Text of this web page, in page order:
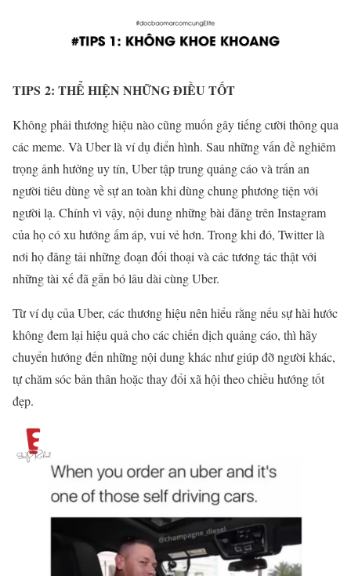
TIPS 2: THỂ HIỆN NHỮNG ĐIỀU TỐT
Không phải thương hiệu nào cũng muốn gây tiếng cười thông qua
các meme. Và Uber là ví dụ điển hình. Sau những vấn đề nghiêm
trọng ảnh hưởng uy tín, Uber tập trung quảng cáo và trấn an
người tiêu dùng về sự an toàn khi dùng chung phương tiện với
người lạ. Chính vì vậy, nội dung những bài đăng trên Instagram
của họ có xu hướng ấm áp, vui vẻ hơn. Trong khi đó, Twitter là
nơi họ đăng tải những đoạn đối thoại và các tương tác thật với
những tài xế đã gắn bó lâu dài cùng Uber.
Từ ví dụ của Uber, các thương hiệu nên hiểu rằng nếu sự hài hước
không đem lại hiệu quả cho các chiến dịch quảng cáo, thì hãy
chuyển hướng đến những nội dung khác như giúp đỡ người khác,
tự chăm sóc bản thân hoặc thay đổi xã hội theo chiều hướng tốt
đẹp.